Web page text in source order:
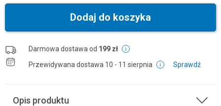
Dodaj do koszyka
Darmowa dostawa od 199 zł
Przewidywana dostawa 10 - 11 sierpnia Sprawdź
Opis produktu